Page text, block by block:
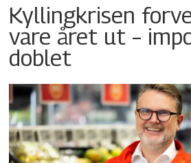
Kyllingkrisen
vare året ut –
doblet